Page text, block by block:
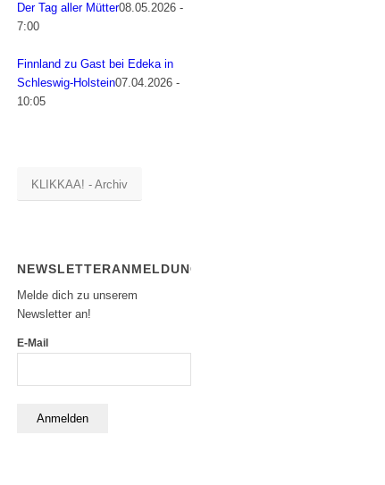
Der Tag aller Mütter08.05.2026 -
7:00
Finnland zu Gast bei Edeka in
Schleswig-Holstein07.04.2026 -
10:05
KLIKKAA! - Archiv
NEWSLETTERANMELDUNG
Melde dich zu unserem
Newsletter an!
E-Mail
Anmelden